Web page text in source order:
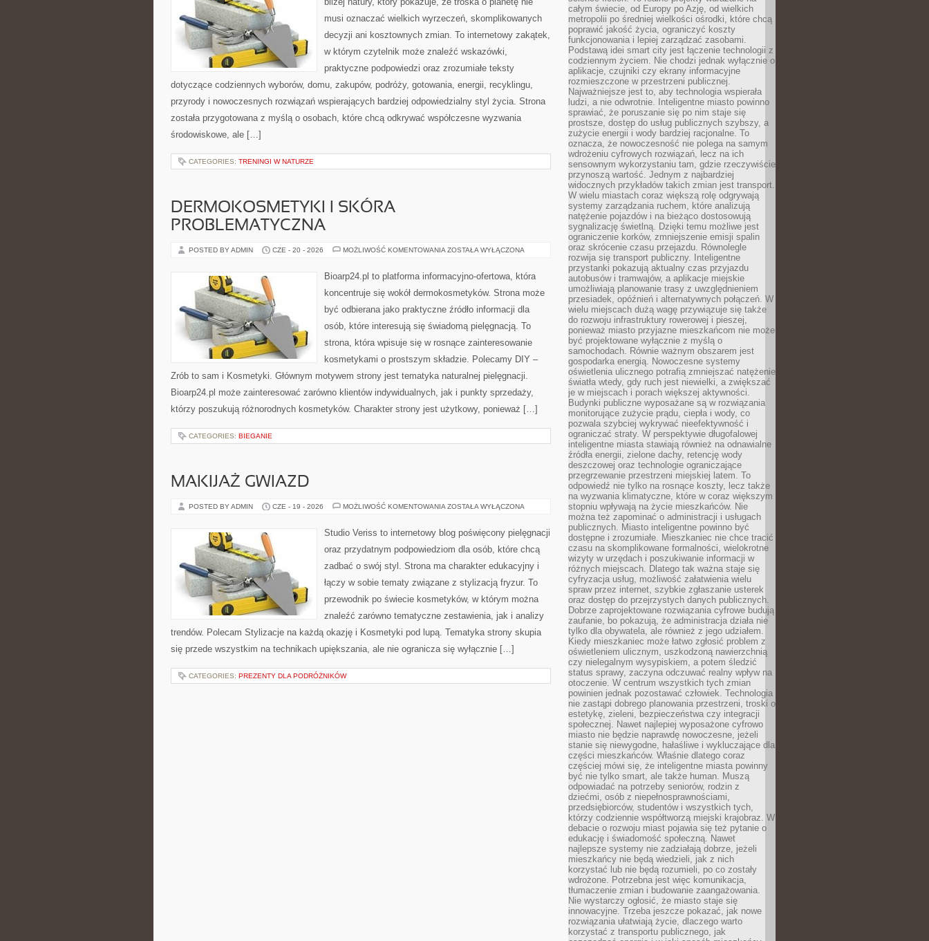
musi oznaczać wielkich wyrzeczeń, skomplikowanych
decyzji ani kosztownych zmian. To internetowy zakątek,
w którym czytelnik może znaleźć wskazówki,
praktyczne podpowiedzi oraz zrozumiałe teksty
dotyczące codziennych wyborów, domu, zakupów, podróży, gotowania, energii, recyklingu,
przyrody i nowoczesnych rozwiązań wspierających bardziej odpowiedzialny styl życia. Strona
została przygotowana z myślą o osobach, które chcą odkrywać współczesne wyzwania
środowiskowe, ale […]
CATEGORIES: TRENINGI W NATURZE
DERMOKOSMETYKI I SKÓRA
PROBLEMATYCZNA
POSTED BY ADMIN CZE - 20 - 2026 MOŻLIWOŚĆ KOMENTOWANIA DERMOKOSMETYKI
PROBLEMATYCZNA
ZOSTAŁA WYŁĄCZONA
Bioarp24.pl to platforma informacyjno-ofertowa, która
koncentruje się wokół dermokosmetyków. Strona może
być odbierana jako praktyczne źródło informacji dla
osób, które interesują się świadomą pielęgnacją. To
strona, która wpisuje się w rosnące zainteresowanie
kosmetykami o prostszym składzie. Polecamy DIY –
Zrób to sam i Kosmetyki. Głównym motywem strony jest tematyka naturalnej pielęgnacji.
Bioarp24.pl może zainteresować zarówno klientów indywidualnych, jak i punkty sprzedaży,
którzy poszukują różnorodnych kosmetyków. Charakter strony jest użytkowy, ponieważ […]
CATEGORIES: BIEGANIE
MAKIJAŻ GWIAZD
POSTED BY ADMIN CZE - 19 - 2026 MOŻLIWOŚĆ KOMENTOWANIA MAKIJAŻ
ZOSTAŁA WYŁĄCZONA
Studio Veriss to internetowy blog poświęcony pielęgnacji
oraz przydatnym podpowiedziom dla osób, które chcą
zadbać o swój styl. Strona ma charakter edukacyjny i
łączy w sobie tematy związane z stylizacją fryzur. To
przewodnik po świecie kosmetyków, w którym można
znaleźć zarówno tematyczne zestawienia, jak i analizy
trendów. Polecam Stylizacje na każdą okazję i Kosmetyki pod lupą. Tematyka strony skupia
się przede wszystkim na technikach upiększania, ale nie ogranicza się wyłącznie […]
CATEGORIES: PREZENTY DLA PODRÓŻNIKÓW
całym świecie, od Europy po Azję, od wielkich
metropolii po średniej wielkości ośrodki, które chcą
poprawić jakość życia, ograniczyć koszty
funkcjonowania i lepiej zarządzać zasobami.
Podstawą idei smart city jest łączenie technologii z
codziennym życiem. Nie chodzi jednak wyłącznie o
aplikacje, czujniki czy ekrany informacyjne
rozmieszczone w przestrzeni publicznej.
Najważniejsze jest to, aby technologia wspierała
ludzi, a nie odwrotnie. Inteligentne miasto powinno
sprawiać, że poruszanie się po nim staje się
prostsze, dostęp do usług publicznych szybszy, a
zużycie energii i wody bardziej racjonalne. To
oznacza, że nowoczesność nie polega na samym
wdrożeniu cyfrowych rozwiązań, lecz na ich
sensownym wykorzystaniu tam, gdzie rzeczywiście
przynoszą wartość. Jednym z najbardziej
widocznych przykładów takich zmian jest transport.
W wielu miastach coraz większą rolę odgrywają
systemy zarządzania ruchem, które analizują
natężenie pojazdów i na bieżąco dostosowują
sygnalizację świetlną. Dzięki temu możliwe jest
ograniczenie korków, zmniejszenie emisji spalin
oraz skrócenie czasu przejazdu. Równolegle
rozwija się transport publiczny. Inteligentne
przystanki pokazują aktualny czas przyjazdu
autobusów i tramwajów, a aplikacje miejskie
umożliwiają planowanie trasy z uwzględnieniem
przesiadek, opóźnień i alternatywnych połączeń. W
wielu miejscach dużą wagę przywiązuje się także
do rozwoju infrastruktury rowerowej i pieszej,
ponieważ miasto przyjazne mieszkańcom nie może
być projektowane wyłącznie z myślą o
samochodach. Równie ważnym obszarem jest
gospodarka energią. Nowoczesne systemy
oświetlenia ulicznego potrafią zmniejszać natężenie
światła wtedy, gdy ruch jest niewielki, a zwiększać
je w miejscach i porach większej aktywności.
Budynki publiczne wyposażane są w rozwiązania
monitorujące zużycie prądu, ciepła i wody, co
pozwala szybciej wykrywać nieefektywność i
ograniczać straty. W perspektywie długofalowej
inteligentne miasta stawiają również na odnawialne
źródła energii, zielone dachy, retencję wody
deszczowej oraz technologie ograniczające
przegrzewanie przestrzeni miejskiej latem. To
odpowiedź nie tylko na rosnące koszty, lecz także
na wyzwania klimatyczne, które w coraz większym
stopniu wpływają na życie mieszkańców. Nie
można też zapominać o administracji i usługach
publicznych. Miasto inteligentne powinno być
dostępne i zrozumiałe. Mieszkaniec nie chce tracić
czasu na skomplikowane formalności, wielokrotne
wizyty w urzędach i poszukiwanie informacji w
różnych miejscach. Dlatego tak ważna staje się
cyfryzacja usług, możliwość załatwienia wielu
spraw przez internet, szybkie zgłaszanie usterek
oraz dostęp do przejrzystych danych publicznych.
Dobrze zaprojektowane rozwiązania cyfrowe budują
zaufanie, bo pokazują, że administracja działa nie
tylko dla obywatela, ale również z jego udziałem.
Kiedy mieszkaniec może łatwo zgłosić problem z
oświetleniem ulicznym, uszkodzoną nawierzchnią
czy nielegalnym wysypiskiem, a potem śledzić
status sprawy, zaczyna odczuwać realny wpływ na
otoczenie. W centrum wszystkich tych zmian
powinien jednak pozostawać człowiek. Technologia
nie zastąpi dobrego planowania przestrzeni, troski o
estetykę, zieleni, bezpieczeństwa czy integracji
społecznej. Nawet najlepiej wyposażone cyfrowo
miasto nie będzie naprawdę nowoczesne, jeżeli
stanie się niewygodne, hałaśliwe i wykluczające dla
części mieszkańców. Właśnie dlatego coraz
częściej mówi się, że inteligentne miasta powinny
być nie tylko smart, ale także human. Muszą
odpowiadać na potrzeby seniorów, rodzin z
dziećmi, osób z niepełnosprawnościami,
przedsiębiorców, studentów i wszystkich tych,
którzy codziennie współtworzą miejski krajobraz. W
debacie o rozwoju miast pojawia się też pytanie o
edukację i świadomość społeczną. Nawet
najlepsze systemy nie zadziałają dobrze, jeżeli
mieszkańcy nie będą wiedzieli, jak z nich
korzystać lub nie będą rozumieli, po co zostały
wdrożone. Potrzebna jest więc komunikacja,
tłumaczenie zmian i budowanie zaangażowania.
Nie wystarczy ogłosić, że miasto staje się
innowacyjne. Trzeba jeszcze pokazać, jak nowe
rozwiązania ułatwiają życie, dlaczego warto
korzystać z transportu publicznego, jak